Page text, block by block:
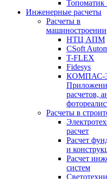
Топоматик
Инженерные расчеты
Расчеты в
машиностроении
НТЦ АПМ
CSoft
T-FLEX
Fidesys
КОМПАС-
расчетов,
Расчеты в
расчет
Расчет
и
Расчет
систем